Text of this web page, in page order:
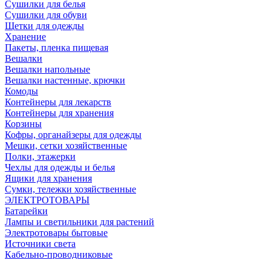
Сушилки для белья
Сушилки для обуви
Щетки для одежды
Хранение
Пакеты, пленка пищевая
Вешалки
Вешалки напольные
Вешалки настенные, крючки
Комоды
Контейнеры для лекарств
Контейнеры для хранения
Корзины
Кофры, органайзеры для одежды
Мешки, сетки хозяйственные
Полки, этажерки
Чехлы для одежды и белья
Ящики для хранения
Сумки, тележки хозяйственные
ЭЛЕКТРОТОВАРЫ
Батарейки
Лампы и светильники для растений
Электротовары бытовые
Источники света
Кабельно-проводниковые